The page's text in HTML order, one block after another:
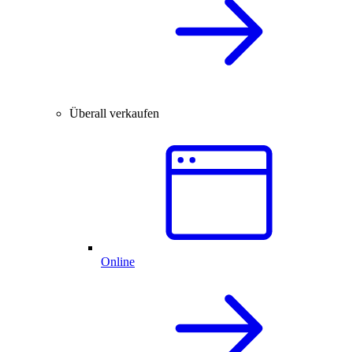
Überall verkaufen
Online